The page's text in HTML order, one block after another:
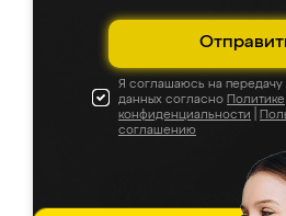
Я соглашаюсь на передачу
данных согласно Политике
конфиденциальности
соглашению